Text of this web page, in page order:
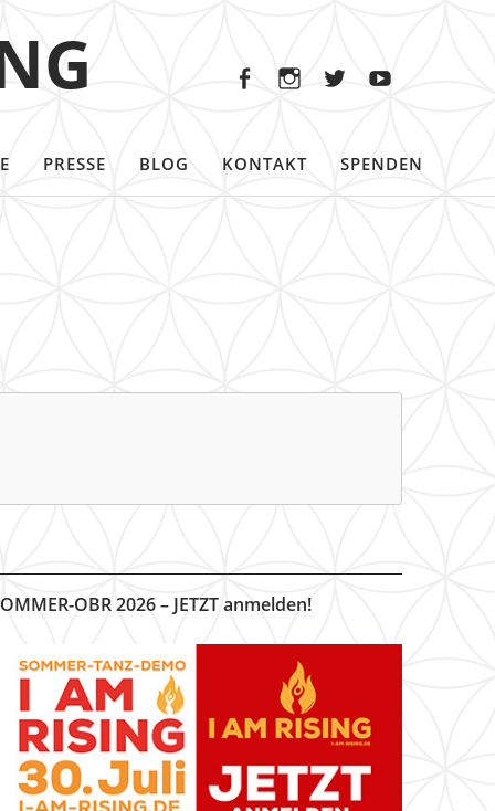
PRESSE BLOG KONTAKT SPENDEN
OBR 2026 – JETZT anmelden!